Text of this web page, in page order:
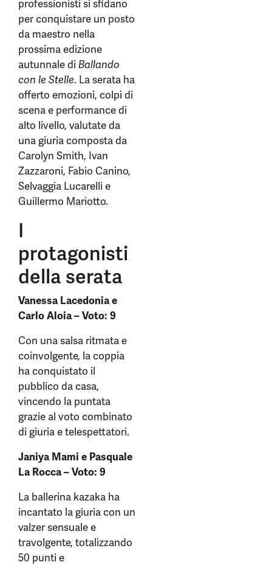
professionisti si sfidano
per conquistare un posto
da maestro nella
prossima edizione
autunnale di Ballando
con le Stelle. La serata ha
offerto emozioni, colpi di
scena e performance di
alto livello, valutate da
una giuria composta da
Carolyn Smith, Ivan
Zazzaroni, Fabio Canino,
Selvaggia Lucarelli e
Guillermo Mariotto.
I
protagonisti
della serata
Vanessa Lacedonia e
Carlo Aloia – Voto: 9
Con una salsa ritmata e
coinvolgente, la coppia
ha conquistato il
pubblico da casa,
vincendo la puntata
grazie al voto combinato
di giuria e telespettatori.
Janiya Mami e Pasquale
La Rocca – Voto: 9
La ballerina kazaka ha
incantato la giuria con un
valzer sensuale e
travolgente, totalizzando
50 punti e